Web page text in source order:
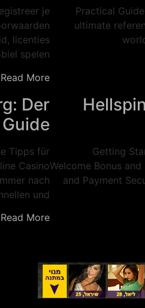
Practical
ultimate
je
licenties
spelen
Read More »
1. Getting
Welcome Bonus
and Payment
Der
Tipps für
Casino
nach
und
Read More »